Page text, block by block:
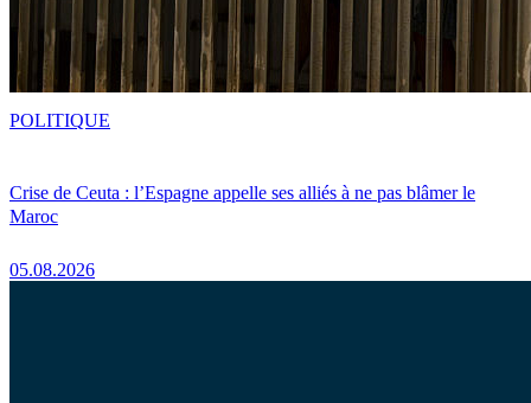
Crise de Ceuta : l’Espagne appelle ses alliés à ne pas blâmer le
Maroc
05.08.2026
POLITIQUE